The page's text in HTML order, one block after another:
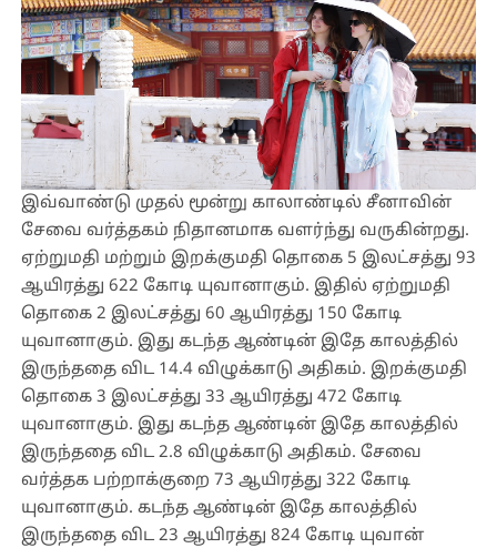
இவ்வாண்டு முதல் மூன்று காலாண்டில் சீனாவின்
சேவை வர்த்தகம் நிதானமாக வளர்ந்து வருகின்றது.
ஏற்றுமதி மற்றும் இறக்குமதி தொகை 5 இலட்சத்து 93
ஆயிரத்து 622 கோடி யுவானாகும். இதில் ஏற்றுமதி
தொகை 2 இலட்சத்து 60 ஆயிரத்து 150 கோடி
யுவானாகும். இது கடந்த ஆண்டின் இதே காலத்தில்
இருந்ததை விட 14.4 விழுக்காடு அதிகம். இறக்குமதி
தொகை 3 இலட்சத்து 33 ஆயிரத்து 472 கோடி
யுவானாகும். இது கடந்த ஆண்டின் இதே காலத்தில்
இருந்ததை விட 2.8 விழுக்காடு அதிகம். சேவை
வர்த்தக பற்றாக்குறை 73 ஆயிரத்து 322 கோடி
யுவானாகும். கடந்த ஆண்டின் இதே காலத்தில்
இருந்ததை விட 23 ஆயிரத்து 824 கோடி யுவான்